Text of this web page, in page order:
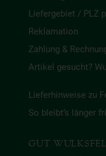
Liefergebiet / PLZ
Reklamation
Zahlung &
Artikel gesucht?
Lieferhinweise zu
So bleibt’s länger
GUT